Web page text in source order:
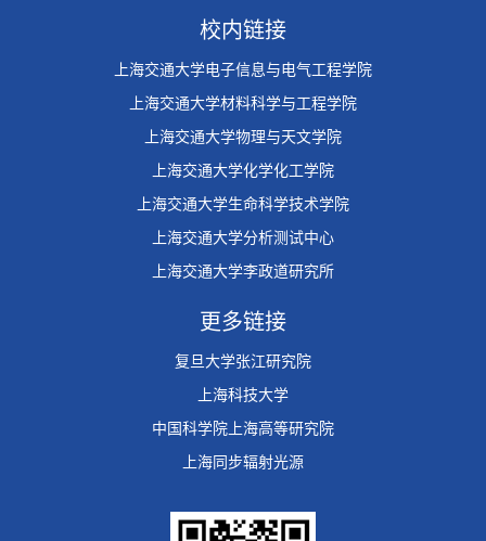
校内链接
上海交通大学电子信息与电气工程学院
上海交通大学材料科学与工程学院
上海交通大学物理与天文学院
上海交通大学化学化工学院
上海交通大学生命科学技术学院
上海交通大学分析测试中心
上海交通大学李政道研究所
更多链接
复旦大学张江研究院
上海科技大学
中国科学院上海高等研究院
上海同步辐射光源